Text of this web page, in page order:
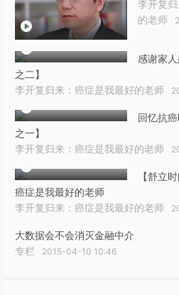
李开复
的老师
感谢家
之二】
李开复归来：癌症是我最好的老师
回忆抗
之一】
李开复归来：癌症是我最好的老师
【舒立
癌症是我最好的老师
李开复归来：癌症是我最好的老师
大数据会不会消灭金融中介
专栏 2015-04-10 10:46